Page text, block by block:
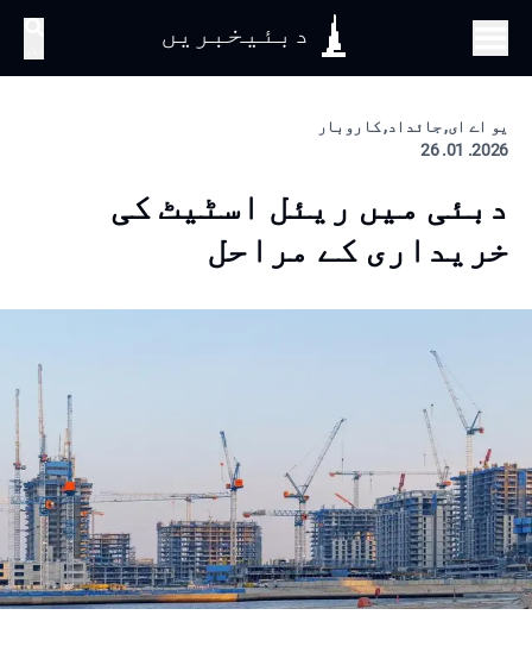
دبئیخبریں
یو اے ای, جائداد, کاروبار
2026. 01. 26
دبئی میں ریئل اسٹیٹ کی
خریداری کے مراحل